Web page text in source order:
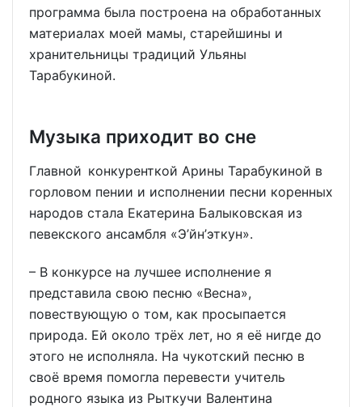
программа была построена на обработанных
материалах моей мамы, старейшины и
хранительницы традиций Ульяны
Тарабукиной.
Музыка приходит во сне
Главной конкуренткой Арины Тарабукиной в
горловом пении и исполнении песни коренных
народов стала Екатерина Балыковская из
певекского ансамбля «Э’йн’эткун».
– В конкурсе на лучшее исполнение я
представила свою песню «Весна»,
повествующую о том, как просыпается
природа. Ей около трёх лет, но я её нигде до
этого не исполняла. На чукотский песню в
своё время помогла перевести учитель
родного языка из Рыткучи Валентина